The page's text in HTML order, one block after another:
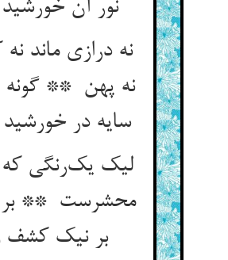
نور آن خورشید راز
نه درازی ماند نه
نه پهن ** گونه
سایه در خورشید رهن
لیک یک‌رنگی که
محشرست ** بر
بر نیک کشف